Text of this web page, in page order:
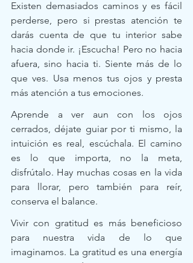
Existen demasiados caminos y es fácil
perderse, pero si prestas atención te
darás cuenta de que tu interior sabe
hacia donde ir. ¡Escucha! Pero no hacia
afuera, sino hacia ti. Siente más de lo
que ves. Usa menos tus ojos y presta
más atención a tus emociones.
Aprende a ver aun con los ojos
cerrados, déjate guiar por ti mismo, la
intuición es real, escúchala. El camino
es lo que importa, no la meta,
disfrútalo. Hay muchas cosas en la vida
para llorar, pero también para reír,
conserva el balance.
Vivir con gratitud es más beneficioso
para nuestra vida de lo que
imaginamos. La gratitud es una energía